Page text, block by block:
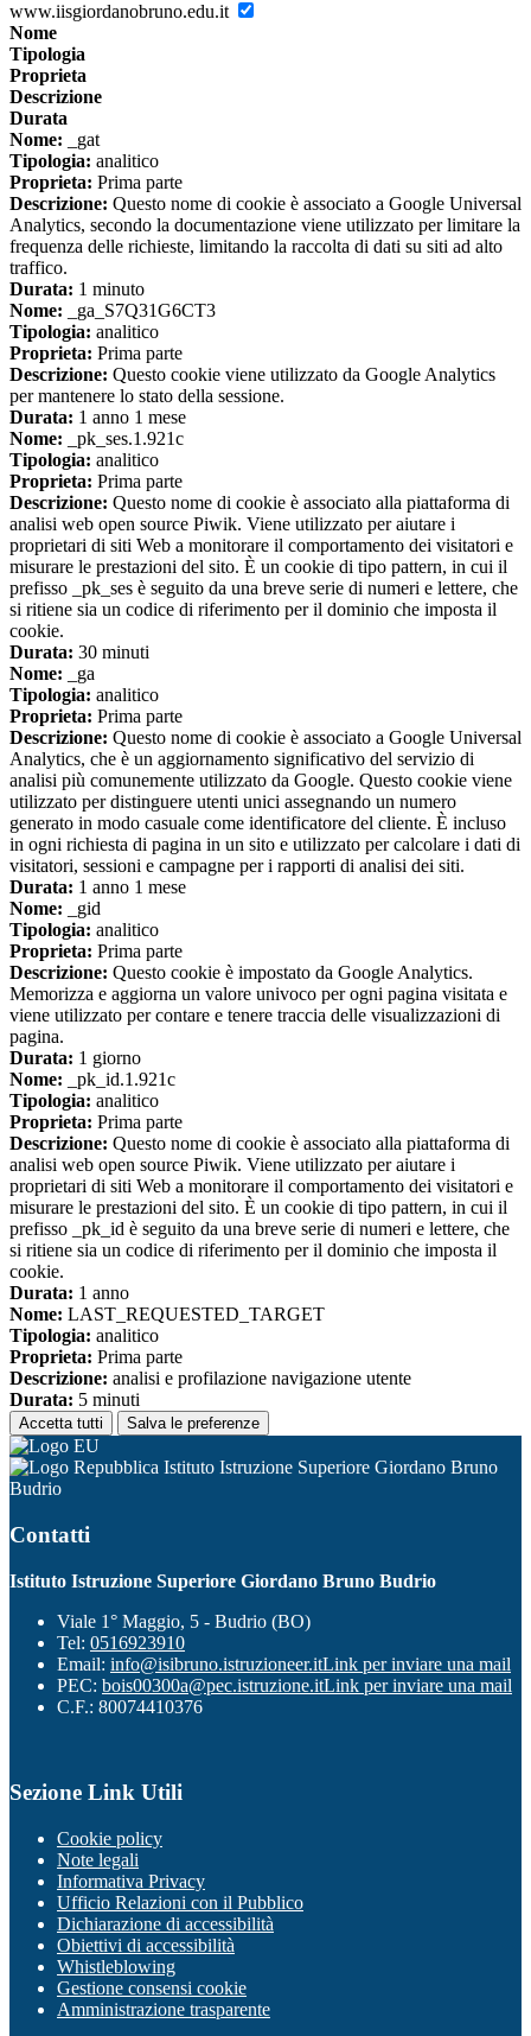
www.iisgiordanobruno.edu.it
Nome
Tipologia
Proprieta
Descrizione
Durata
Nome: _gat
Tipologia: analitico
Proprieta: Prima parte
Descrizione: Questo nome di cookie è associato a Google Universal
Analytics, secondo la documentazione viene utilizzato per limitare la
frequenza delle richieste, limitando la raccolta di dati su siti ad alto
traffico.
Durata: 1 minuto
Nome: _ga_S7Q31G6CT3
Tipologia: analitico
Proprieta: Prima parte
Descrizione: Questo cookie viene utilizzato da Google Analytics
per mantenere lo stato della sessione.
Durata: 1 anno 1 mese
Nome: _pk_ses.1.921c
Tipologia: analitico
Proprieta: Prima parte
Descrizione: Questo nome di cookie è associato alla piattaforma di
analisi web open source Piwik. Viene utilizzato per aiutare i
proprietari di siti Web a monitorare il comportamento dei visitatori e
misurare le prestazioni del sito. È un cookie di tipo pattern, in cui il
prefisso _pk_ses è seguito da una breve serie di numeri e lettere, che
si ritiene sia un codice di riferimento per il dominio che imposta il
cookie.
Durata: 30 minuti
Nome: _ga
Tipologia: analitico
Proprieta: Prima parte
Descrizione: Questo nome di cookie è associato a Google Universal
Analytics, che è un aggiornamento significativo del servizio di
analisi più comunemente utilizzato da Google. Questo cookie viene
utilizzato per distinguere utenti unici assegnando un numero
generato in modo casuale come identificatore del cliente. È incluso
in ogni richiesta di pagina in un sito e utilizzato per calcolare i dati di
visitatori, sessioni e campagne per i rapporti di analisi dei siti.
Durata: 1 anno 1 mese
Nome: _gid
Tipologia: analitico
Proprieta: Prima parte
Descrizione: Questo cookie è impostato da Google Analytics.
Memorizza e aggiorna un valore univoco per ogni pagina visitata e
viene utilizzato per contare e tenere traccia delle visualizzazioni di
pagina.
Durata: 1 giorno
Nome: _pk_id.1.921c
Tipologia: analitico
Proprieta: Prima parte
Descrizione: Questo nome di cookie è associato alla piattaforma di
analisi web open source Piwik. Viene utilizzato per aiutare i
proprietari di siti Web a monitorare il comportamento dei visitatori e
misurare le prestazioni del sito. È un cookie di tipo pattern, in cui il
prefisso _pk_id è seguito da una breve serie di numeri e lettere, che
si ritiene sia un codice di riferimento per il dominio che imposta il
cookie.
Durata: 1 anno
Nome: LAST_REQUESTED_TARGET
Tipologia: analitico
Proprieta: Prima parte
Descrizione: analisi e profilazione navigazione utente
Durata: 5 minuti
Accetta tutti Salva le preferenze
Istituto Istruzione Superiore Giordano Bruno
Budrio
Contatti
Istituto Istruzione Superiore Giordano Bruno Budrio
Viale 1° Maggio, 5 - Budrio (BO)
Tel: 0516923910
Email: info@isibruno.istruzioneer.itLink per inviare una mail
PEC: bois00300a@pec.istruzione.itLink per inviare una mail
C.F.: 80074410376
Sezione Link Utili
Cookie policy
Note legali
Informativa Privacy
Ufficio Relazioni con il Pubblico
Dichiarazione di accessibilità
Obiettivi di accessibilità
Whistleblowing
Gestione consensi cookie
Amministrazione trasparente